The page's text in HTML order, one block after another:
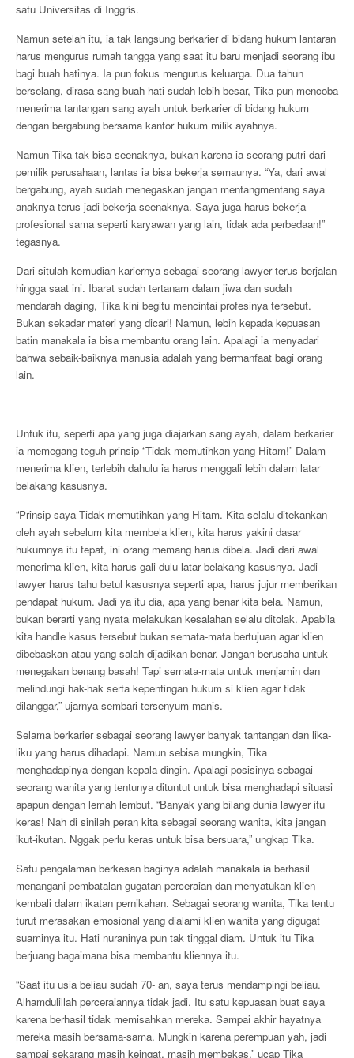
satu Universitas di Inggris.
Namun setelah itu, ia tak langsung berkarier di bidang hukum lantaran
harus mengurus rumah tangga yang saat itu baru menjadi seorang ibu
bagi buah hatinya. Ia pun fokus mengurus keluarga. Dua tahun
berselang, dirasa sang buah hati sudah lebih besar, Tika pun mencoba
menerima tantangan sang ayah untuk berkarier di bidang hukum
dengan bergabung bersama kantor hukum milik ayahnya.
Namun Tika tak bisa seenaknya, bukan karena ia seorang putri dari
pemilik perusahaan, lantas ia bisa bekerja semaunya. “Ya, dari awal
bergabung, ayah sudah menegaskan jangan mentangmentang saya
anaknya terus jadi bekerja seenaknya. Saya juga harus bekerja
profesional sama seperti karyawan yang lain, tidak ada perbedaan!”
tegasnya.
Dari situlah kemudian kariernya sebagai seorang lawyer terus berjalan
hingga saat ini. Ibarat sudah tertanam dalam jiwa dan sudah
mendarah daging, Tika kini begitu mencintai profesinya tersebut.
Bukan sekadar materi yang dicari! Namun, lebih kepada kepuasan
batin manakala ia bisa membantu orang lain. Apalagi ia menyadari
bahwa sebaik-baiknya manusia adalah yang bermanfaat bagi orang
lain.
Untuk itu, seperti apa yang juga diajarkan sang ayah, dalam berkarier
ia memegang teguh prinsip “Tidak memutihkan yang Hitam!” Dalam
menerima klien, terlebih dahulu ia harus menggali lebih dalam latar
belakang kasusnya.
“Prinsip saya Tidak memutihkan yang Hitam. Kita selalu ditekankan
oleh ayah sebelum kita membela klien, kita harus yakini dasar
hukumnya itu tepat, ini orang memang harus dibela. Jadi dari awal
menerima klien, kita harus gali dulu latar belakang kasusnya. Jadi
lawyer harus tahu betul kasusnya seperti apa, harus jujur memberikan
pendapat hukum. Jadi ya itu dia, apa yang benar kita bela. Namun,
bukan berarti yang nyata melakukan kesalahan selalu ditolak. Apabila
kita handle kasus tersebut bukan semata-mata bertujuan agar klien
dibebaskan atau yang salah dijadikan benar. Jangan berusaha untuk
menegakan benang basah! Tapi semata-mata untuk menjamin dan
melindungi hak-hak serta kepentingan hukum si klien agar tidak
dilanggar,” ujarnya sembari tersenyum manis.
Selama berkarier sebagai seorang lawyer banyak tantangan dan lika-
liku yang harus dihadapi. Namun sebisa mungkin, Tika
menghadapinya dengan kepala dingin. Apalagi posisinya sebagai
seorang wanita yang tentunya dituntut untuk bisa menghadapi situasi
apapun dengan lemah lembut. “Banyak yang bilang dunia lawyer itu
keras! Nah di sinilah peran kita sebagai seorang wanita, kita jangan
ikut-ikutan. Nggak perlu keras untuk bisa bersuara,” ungkap Tika.
Satu pengalaman berkesan baginya adalah manakala ia berhasil
menangani pembatalan gugatan perceraian dan menyatukan klien
kembali dalam ikatan pernikahan. Sebagai seorang wanita, Tika tentu
turut merasakan emosional yang dialami klien wanita yang digugat
suaminya itu. Hati nuraninya pun tak tinggal diam. Untuk itu Tika
berjuang bagaimana bisa membantu kliennya itu.
“Saat itu usia beliau sudah 70- an, saya terus mendampingi beliau.
Alhamdulillah perceraiannya tidak jadi. Itu satu kepuasan buat saya
karena berhasil tidak memisahkan mereka. Sampai akhir hayatnya
mereka masih bersama-sama. Mungkin karena perempuan yah, jadi
sampai sekarang masih keingat, masih membekas,” ucap Tika